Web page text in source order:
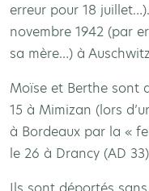
erreur pour 18
novembre 1942 (par
sa mère…) à
Moïse et Berthe sont
15 à Mimizan (lors
à Bordeaux par la «
le 26 à Drancy (AD